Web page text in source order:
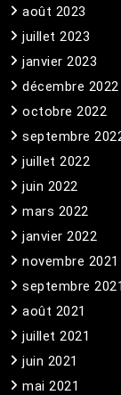
août 2023
juillet 2023
janvier 2023
décembre 2022
octobre 2022
septembre
juillet 2022
juin 2022
mars 2022
janvier 2022
novembre 2021
septembre
août 2021
juillet 2021
juin 2021
mai 2021